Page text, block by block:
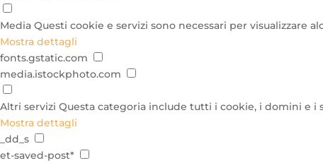
Media Questi cookie e servizi sono necessari per visualizzare
Mostra dettagli
fonts.gstatic.com
media.istockphoto.com
Altri servizi Questa categoria include tutti i cookie, i domini e
Mostra dettagli
_dd_s
et-saved-post*